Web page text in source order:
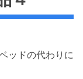
ッドの代わりに